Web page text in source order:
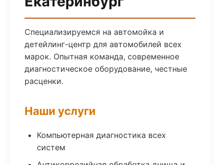
Специализируемся на автомойка и
детейлинг-центр для автомобилей всех
марок. Опытная команда, современное
диагностическое оборудование, честные
расценки.
Наши услуги
Компьютерная диагностика всех
систем